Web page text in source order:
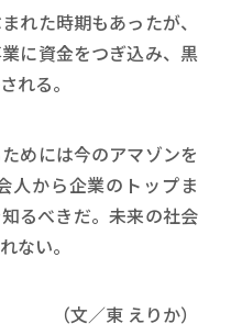
れた時期もあったが、
に資金をつぎ込み、黒
れる。
めには今のアマゾンを
人から企業のトップま
るべきだ。未来の社会
ない。
（文／東 えりか）